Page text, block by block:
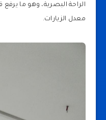
الراحة البصرية، وهو ما يرفع
معدل الزيارات.